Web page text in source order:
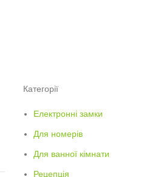
Категорії
Електронні замки
Для номерів
Для ванної кімнати
Рецепція